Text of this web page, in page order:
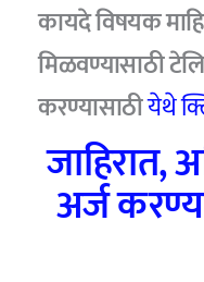
कायदे विषयक
मिळवण्यासाठी
करण्यासाठीयेथे
जाहिरात,
अर्ज